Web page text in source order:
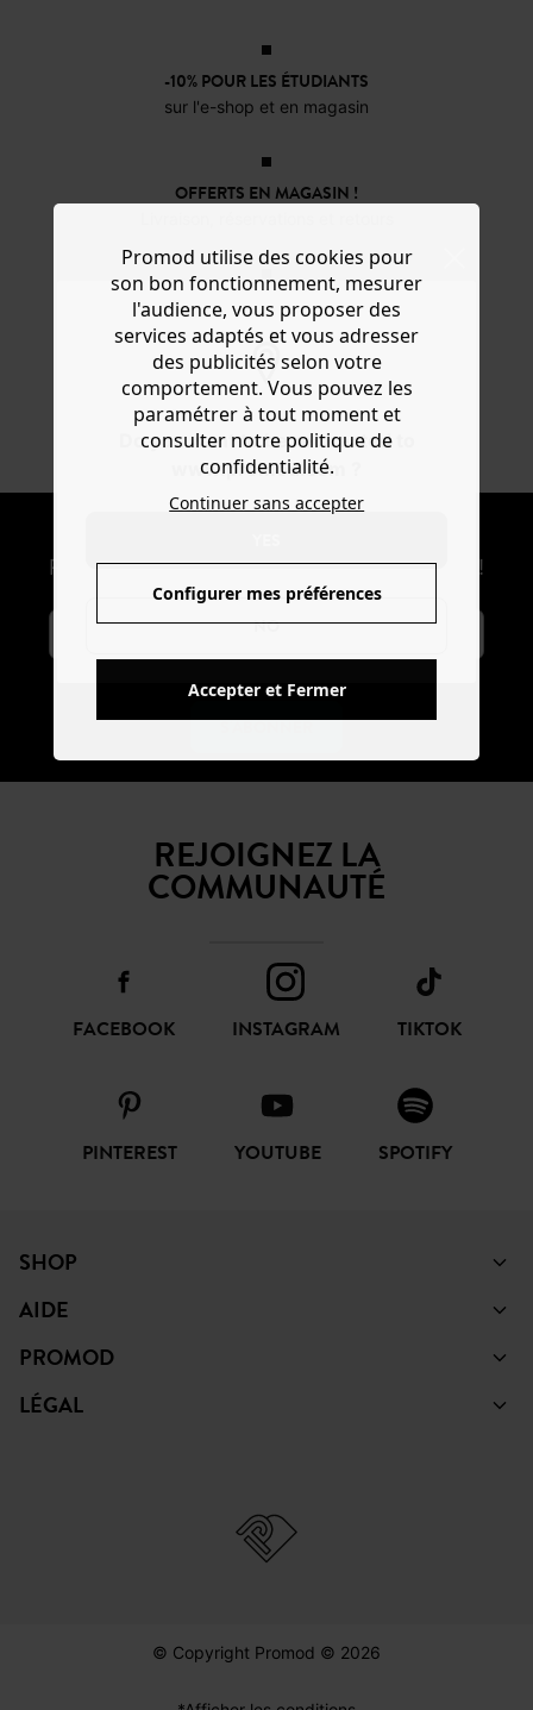
Do you want to be redirected to
www.promod.com ?
NO
-10% POUR LES ÉTUDIANTS
sur l'e-shop et en magasin
OFFERTS EN MAGASIN !
3X SANS FRAIS*
Avec ALMA au moment du paiement
DU 34 AU 48
En ligne et dans 200 magasins
Recevoir les actus mode et offres Promod !
S'ABONNER
REJOIGNEZ LA
COMMUNAUTÉ
FACEBOOK INSTAGRAM TIKTOK
PINTEREST YOUTUBE SPOTIFY
SHOP
AIDE
PROMOD
LÉGAL
© Copyright Promod © 2026
Promod utilise des cookies pour
son bon fonctionnement, mesurer
l'audience, vous proposer des
services adaptés et vous adresser
des publicités selon votre
comportement. Vous pouvez les
paramétrer à tout moment et
consulter notre politique de
confidentialité.
Continuer sans accepter
Configurer mes préférences
Accepter et Fermer